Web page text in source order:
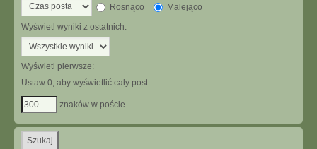
Rosnąco
Malejąco
Wyświetl wyniki z ostatnich:
Wyświetl pierwsze:
Ustaw 0, aby wyświetlić cały post.
znaków w poście